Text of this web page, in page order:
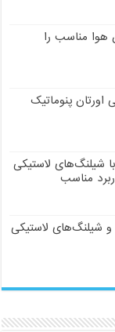
مناسب را
اورتان پنوماتیک
شیلنگ‌های لاستیکی
مناسب
و شیلنگ‌های لاستیکی